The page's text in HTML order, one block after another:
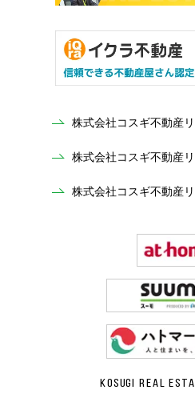
株式会社コスギ不動産
株式会社コスギ不動産
株式会社コスギ不動産
KOSUGI REAL